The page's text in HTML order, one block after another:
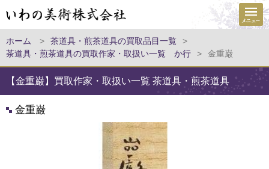
ホーム > 茶道具・煎茶道具の買取品目一覧
>
茶道具・煎茶道具の買取作家・取扱い一覧 か行
> 金重巌
【金重巌】買取作家・取扱い一覧 茶道具・煎茶道具
金重巌